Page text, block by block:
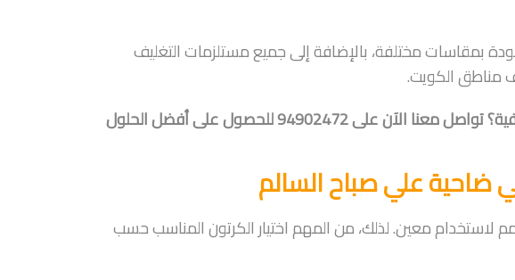
بمقاسات مختلفة، بالإضافة إلى جميع مستلزمات التغليف
مناطق الكويت.
هل تحتاج إلى كراتين نقل عفش أو خدمة تغليف احترافية؟ تواصل معنا الآن على 94902472 للحصول على أفضل الحلول
ضاحية علي صباح السالم
لاستخدام معين. لذلك، من المهم اختيار الكرتون المناسب حسب